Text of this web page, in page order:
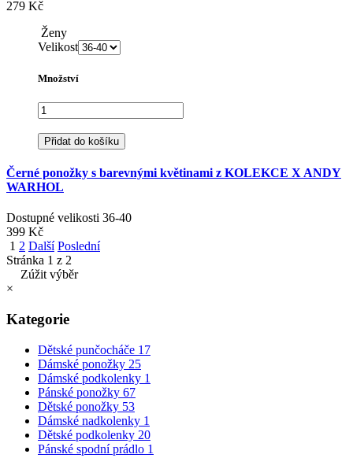
279 Kč
Ženy
Velikost
Množství
Přidat do košíku
Černé ponožky s barevnými květinami z KOLEKCE X ANDY
WARHOL
Dostupné velikosti 36-40
399 Kč
1 2 Další Poslední
Stránka 1 z 2
Zúžit výběr
×
Kategorie
Dětské punčocháče 17
Dámské ponožky 25
Dámské podkolenky 1
Pánské ponožky 67
Dětské ponožky 53
Dámské nadkolenky 1
Dětské podkolenky 20
Pánské spodní prádlo 1